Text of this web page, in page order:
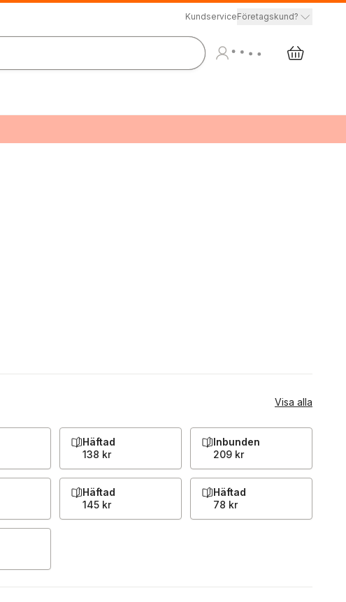
KundserviceFöretagskund?
Visa alla
Häftad
138 kr
Inbunden
209 kr
Häftad
145 kr
Häftad
78 kr